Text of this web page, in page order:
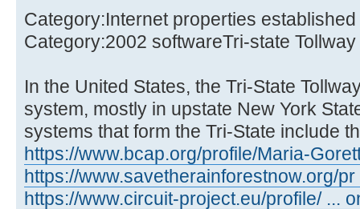
Category:Internet properties
Category:2002 softwareTri-state Tollway
In the United States, the Tri-State
system, mostly in upstate New York
systems that form the Tri-State include
https://www.bcap.org/profile/Maria-
https://www.savetherainforestnow.org/
https://www.circuit-project.eu/profile/ ...